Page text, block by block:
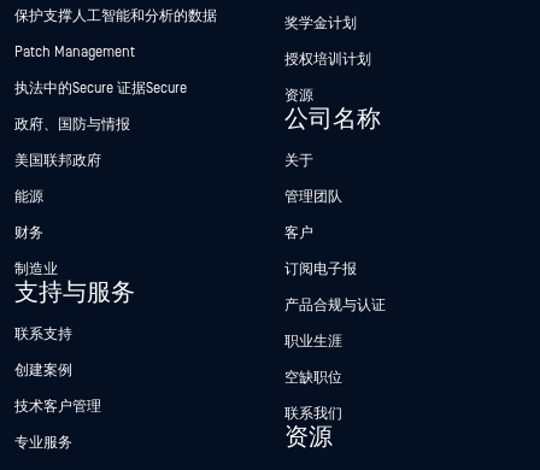
保护支撑人工智能和分析的数据
Patch Management
执法中的Secure 证据Secure
政府、国防与情报
美国联邦政府
能源
财务
制造业
支持与服务
联系支持
创建案例
技术客户管理
专业服务
奖学金计划
授权培训计划
资源
公司名称
关于
管理团队
客户
订阅电子报
产品合规与认证
职业生涯
空缺职位
联系我们
资源